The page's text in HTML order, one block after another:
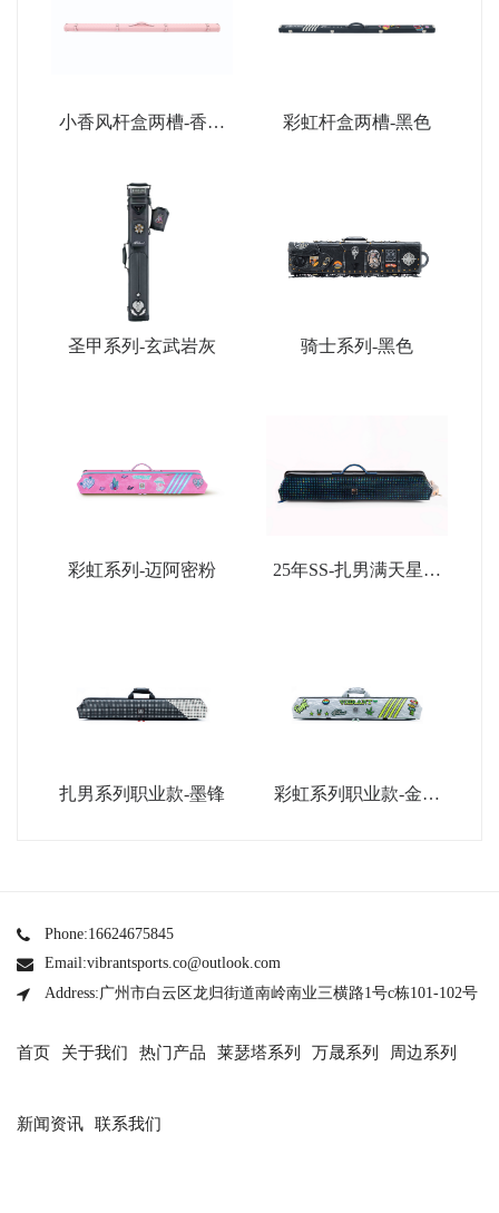
小香风杆盒两槽-香薰
彩虹杆盒两槽-黑色
圣甲系列-玄武岩灰 骑士系列-黑色
彩虹系列-迈阿密粉
25年SS-扎男满天星限
扎男系列职业款-墨锋
彩虹系列职业款-金属
Phone:16624675845
Email:vibrantsports.co@outlook.com
Address:广州市白云区龙归街道南岭南业三横路1号c栋101-102号
首页 关于我们 热门产品 莱瑟塔系列 万晟系列 周边系列
新闻资讯 联系我们